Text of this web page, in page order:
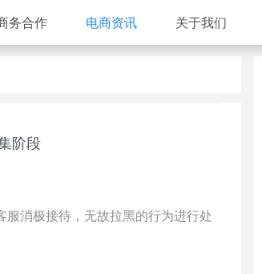
务合作 电商资讯 关于我们
阶段
消极接待，无故拉黑的行为进行处